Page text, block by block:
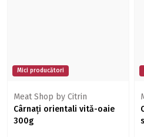
Mici producători
Meat Shop by Citrin
Cârnați orientali vită-oaie
300g